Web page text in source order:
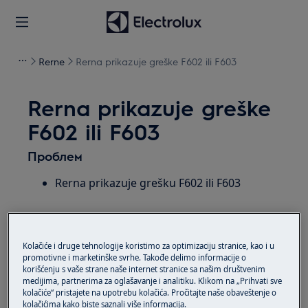
Rerne Rerna prikazuje greške F602 ili F603
Rerna prikazuje greške
F602 ili F603
Проблем
Rerna prikazuje grešku F602 ili F603
Primenjuje se na
ugrađena spojena rerna
Решење
Kolačiće i druge tehnologije koristimo za optimizaciju stranice, kao i u
promotivne i marketinške svrhe. Takođe delimo informacije o
korišćenju s vaše strane naše internet stranice sa našim društvenim
medijima, partnerima za oglašavanje i analitiku. Klikom na „Prihvati sve
kolačiće“ pristajete na upotrebu kolačića. Pročitajte naše obaveštenje o
kolačićima kako biste saznali više informacija.